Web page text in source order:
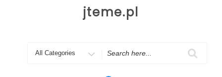
jteme.pl
Search